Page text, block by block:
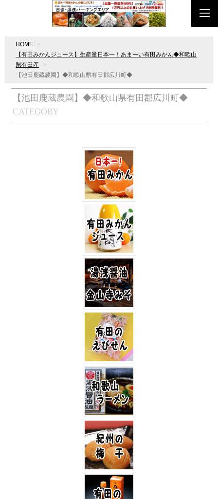
HOME
【有田みかんジュース】生産量日本一！あまーい有田みかん◆和歌山
県有田産
【池田鹿蔵農園】◆和歌山県有田郡広川町◆
CATEGORY
【池田鹿蔵農園】◆和歌山県有田郡広川町◆